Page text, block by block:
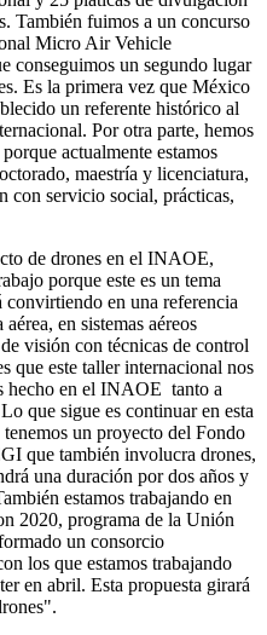
También fuimos a un concurso
Micro Air Vehicle
conseguimos un segundo lugar
Es la primera vez que México
un referente histórico al
Por otra parte, hemos
actualmente estamos
maestría y licenciatura,
con servicio social, prácticas,
de drones en el INAOE,
porque este es un tema
en una referencia
en sistemas aéreos
visión con técnicas de control
que este taller internacional nos
hecho en el INAOE tanto a
que sigue es continuar en esta
un proyecto del Fondo
que también involucra drones,
una duración por dos años y
estamos trabajando en
2020, programa de la Unión
un consorcio
los que estamos trabajando
en abril. Esta propuesta girará